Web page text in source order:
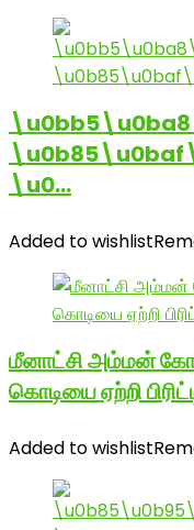
\u0…
Added to wishlist
மீனாட்சி அம்மன்
கொடியை ஏற்றி
Added to wishlist